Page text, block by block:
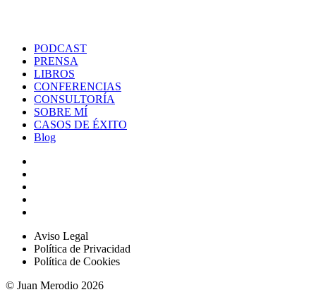
PODCAST
PRENSA
LIBROS
CONFERENCIAS
CONSULTORÍA
SOBRE MÍ
CASOS DE ÉXITO
Blog
Aviso Legal
Política de Privacidad
Política de Cookies
© Juan Merodio 2026